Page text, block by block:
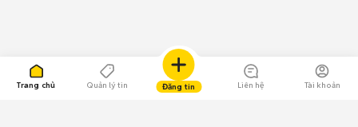
Trang chủ Quản lý tin Đăng tin Liên hệ Tài khoản